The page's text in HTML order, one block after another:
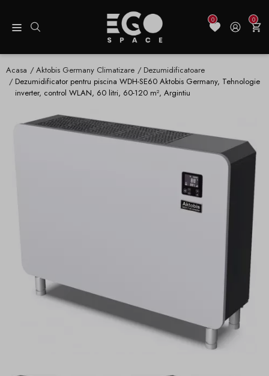
0 0
Acasa Aktobis Germany Climatizare
Dezumidificatoare
Dezumidificator pentru piscina WDH-SE60 Aktobis Germany, Tehnologie
inverter, control WLAN, 60 litri, 60-120 m², Argintiu